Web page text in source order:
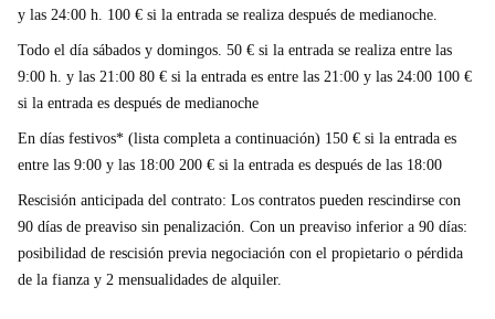
y las 24:00 h. 100 € si la entrada se realiza después de medianoche.
Todo el día sábados y domingos. 50 € si la entrada se realiza entre las
9:00 h. y las 21:00 80 € si la entrada es entre las 21:00 y las 24:00 100 €
si la entrada es después de medianoche
En días festivos* (lista completa a continuación) 150 € si la entrada es
entre las 9:00 y las 18:00 200 € si la entrada es después de las 18:00
Rescisión anticipada del contrato: Los contratos pueden rescindirse con
90 días de preaviso sin penalización. Con un preaviso inferior a 90 días:
posibilidad de rescisión previa negociación con el propietario o pérdida
de la fianza y 2 mensualidades de alquiler.